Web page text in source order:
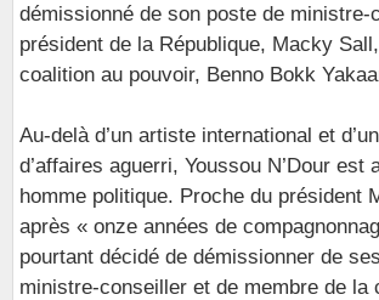
démissionné de son poste de ministre-
président de la République, Macky
coalition au pouvoir, Benno Bokk
Au-delà d’un artiste international et
d’affaires aguerri, Youssou N’Dour est
homme politique. Proche du président
après « onze années de
pourtant décidé de démissionner de
ministre-conseiller et de membre de la